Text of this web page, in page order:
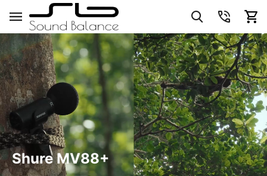
Shure MV88+